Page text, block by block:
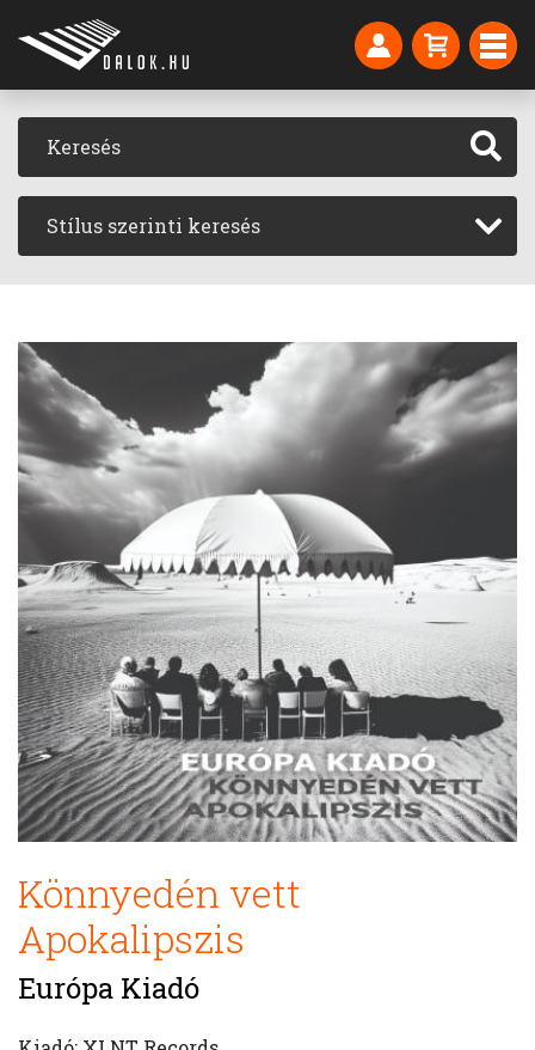
Stílus szerinti keresés
Könnyedén vett
Apokalipszis
Európa Kiadó